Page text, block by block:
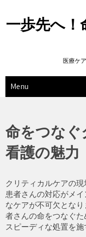
content
一歩先へ！
医療ケ
Menu
命をつな
看護の魅力
クリティカルケアの
患者さんの対応がメ
なケアが不可欠とな
者さんの命をつなぐた
スピーディな処置を施